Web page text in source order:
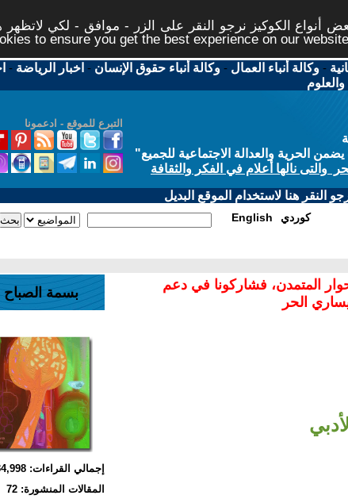
أنواع الكوكيز نرجو النقر على الزر - موافق - لكي لاتظهر
to ensure you get the best experience on our website
-وكالة أنباء العمال -وكالة أنباء حقوق الإنسان - اخبار الرياضة -
التبرع للموقع - ادعمونا
الحرية والعدالة الاجتماعية للجميع"
والتى نالها أعلام في الفكر والثقافة
النقر هنا لاستخدام الموقع البديل
English كوردي
المتمدن، فشاركونا في دعم
الحر
بسمة الصباح
إجمالي القراءات: 134,998
المقالات المنشورة: 72